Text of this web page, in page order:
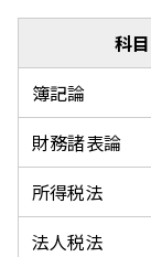
科目
簿記論
財務諸表論
所得税法
法人税法